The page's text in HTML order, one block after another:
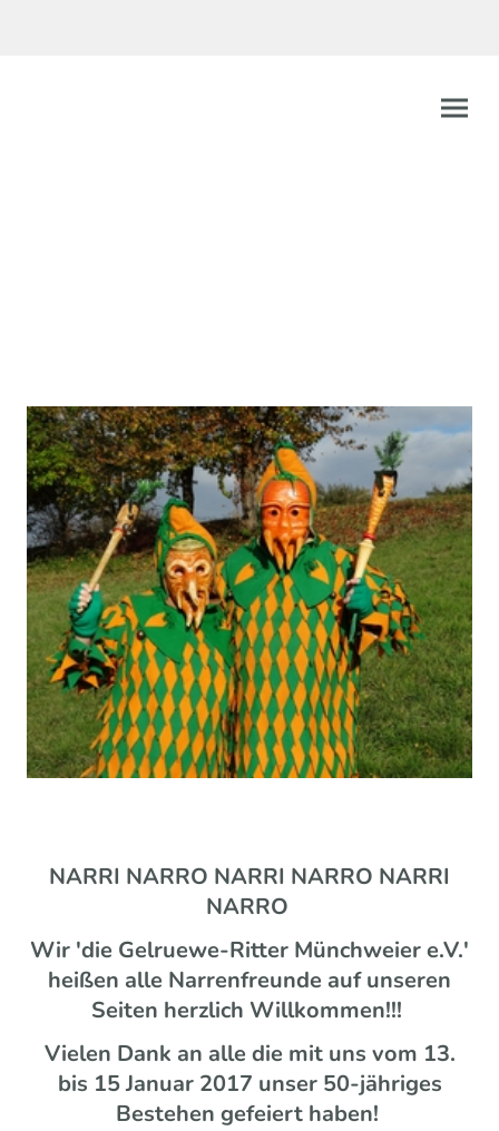
NARRI NARRO NARRI NARRO NARRI
NARRO
Wir 'die Gelruewe-Ritter Münchweier e.V.'
heißen alle Narrenfreunde auf unseren
Seiten herzlich Willkommen!!!
Vielen Dank an alle die mit uns vom 13.
bis 15 Januar 2017 unser 50-jähriges
Bestehen gefeiert haben!